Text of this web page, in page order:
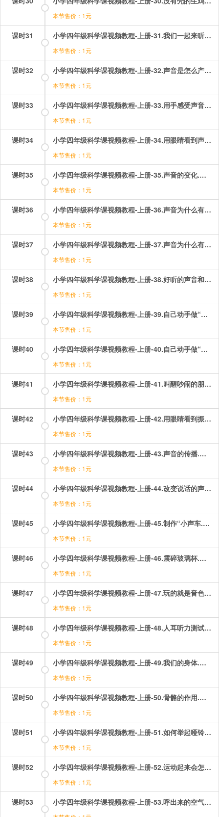
本节售价：1元
课时31 小学四年级科学课视频教程-上册-31.我们一起来听听声音.mp4
本节售价：1元
课时32 小学四年级科学课视频教程-上册-32.声音是怎么产生的？.mp4
本节售价：1元
课时33 小学四年级科学课视频教程-上册-33.用手感受声音！.mp4
本节售价：1元
课时34 小学四年级科学课视频教程-上册-34.用眼睛看到声音！.mp4
本节售价：1元
课时35 小学四年级科学课视频教程-上册-35.声音的变化.mp4
本节售价：1元
课时36 小学四年级科学课视频教程-上册-36.声音为什么有高有低？.mp4
本节售价：1元
课时37 小学四年级科学课视频教程-上册-37.声音为什么有大小？.mp4
本节售价：1元
课时38 小学四年级科学课视频教程-上册-38.好听的声音和难听的声音.mp4
本节售价：1元
课时39 小学四年级科学课视频教程-上册-39.自己动手做“电话”.mp4
本节售价：1元
课时40 小学四年级科学课视频教程-上册-40.自己动手做“耳朵”.mp4
本节售价：1元
课时41 小学四年级科学课视频教程-上册-41.叫醒吵闹的朋友.mp4
本节售价：1元
课时42 小学四年级科学课视频教程-上册-42.用眼睛看到振动.mp4
本节售价：1元
课时43 小学四年级科学课视频教程-上册-43.声音的传播.mp4
本节售价：1元
课时44 小学四年级科学课视频教程-上册-44.改变说话的声音.mp4
本节售价：1元
课时45 小学四年级科学课视频教程-上册-45.制作“小声车.mp4
本节售价：1元
课时46 小学四年级科学课视频教程-上册-46.震碎玻璃杯.mp4
本节售价：1元
课时47 小学四年级科学课视频教程-上册-47.玩的就是音色.mp4
本节售价：1元
课时48 小学四年级科学课视频教程-上册-48.人耳听力测试.mp4
本节售价：1元
课时49 小学四年级科学课视频教程-上册-49.我们的身体.mp4
本节售价：1元
课时50 小学四年级科学课视频教程-上册-50.骨骼的作用.mp4
本节售价：1元
课时51 小学四年级科学课视频教程-上册-51.如何举起哑铃？.mp4
本节售价：1元
课时52 小学四年级科学课视频教程-上册-52.运动起来会怎么样？.mp4
本节售价：1元
课时53 小学四年级科学课视频教程-上册-53.呼出来的空气.mp4